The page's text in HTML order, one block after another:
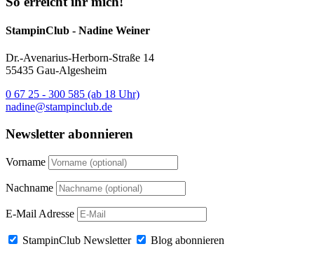
StampinClub - Nadine Weiner
Dr.-Avenarius-Herborn-Straße 14
55435 Gau-Algesheim
0 67 25 - 300 585 (ab 18 Uhr)
nadine@stampinclub.de
Newsletter abonnieren
Vorname
Nachname
E-Mail Adresse
StampinClub Newsletter Blog abonnieren